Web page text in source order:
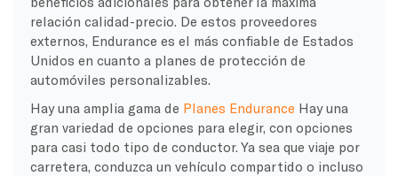
relación calidad-precio. De estos proveedores
externos, Endurance es el más confiable de Estados
Unidos en cuanto a planes de protección de
automóviles personalizables.
Hay una amplia gama de Planes Endurance Hay una
gran variedad de opciones para elegir, con opciones
para casi todo tipo de conductor. Ya sea que viaje por
carretera, conduzca un vehículo compartido o incluso